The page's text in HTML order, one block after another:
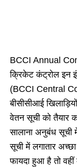
BCCI Annual
क्रिकेट कंट्रोल इन
(BCCI Central
बीसीसीआई
वेतन सूची को तैयार
सालाना अनुबंध सूची
सूची में लगातार
फायदा हुआ है तो वहीं